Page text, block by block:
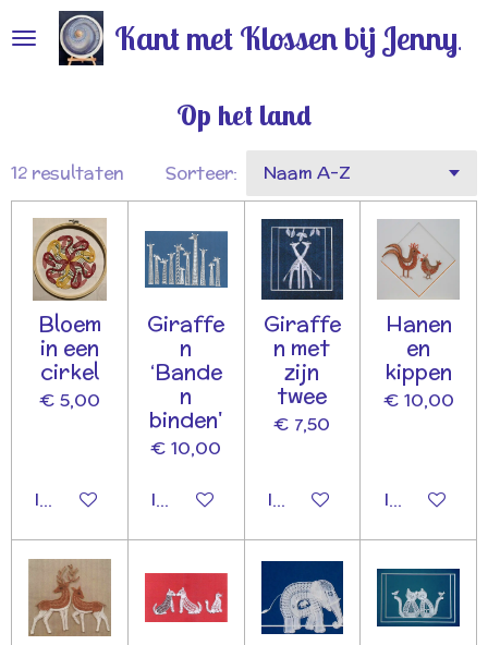
direct
Kant met Klossen bij Jenny
Op het land
12 resultaten Sorteer:
Bloem
in een
cirkel
€ 5,00
In winkelwagen
Giraffe
n
‘Bande
n
binden'
€ 10,00
In winkelwagen
Giraffe
n met
zijn
twee
€ 7,50
In winkelwagen
Hanen
en
kippen
€ 10,00
In